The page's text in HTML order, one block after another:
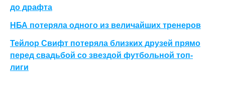
до драфта
НБА потеряла одного из величайших тренеров
Тейлор Свифт потеряла близких друзей прямо
перед свадьбой со звездой футбольной топ-
лиги